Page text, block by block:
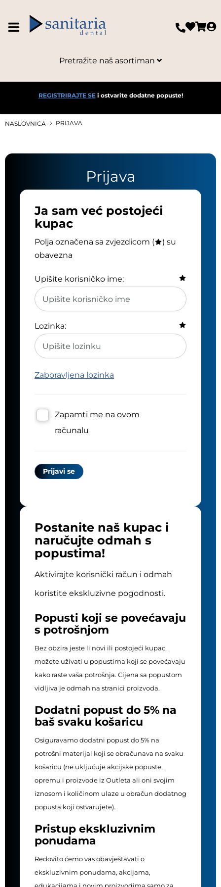
Pretražite naš asortiman
REGISTRIRAJTE SEi ostvarite dodatne popuste!
NASLOVNICA PRIJAVA
Prijava
Ja sam već postojeći
kupac
Polja označena sa zvjezdicom (
) su
obavezna
Upišite korisničko ime:
Lozinka:
Zaboravljena lozinka
Zapamti me na ovom
računalu
Postanite naš kupac i
naručujte odmah s
popustima!
Aktivirajte korisnički račun i odmah
koristite ekskluzivne pogodnosti.
Popusti koji se povećavaju
s potrošnjom
Bez obzira jeste li novi ili postojeći kupac,
možete uživati u popustima koji se povećavaju
kako raste vaša potrošnja. Cijena sa popustom
vidljiva je odmah na stranici proizvoda.
Dodatni popust do 5% na
baš svaku košaricu
Osiguravamo dodatni popust do 5% na
potrošni materijal koji se obračunava na svaku
košaricu (ne uključuje akcijske popuste,
opremu i proizvode iz Outleta ali oni svojim
iznosom i količinom ulaze u obračun dodatnog
popusta koji ostvarujete).
Pristup ekskluzivnim
ponudama
Redovito ćemo vas obavještavati o
ekskluzivnim ponudama, akcijama,